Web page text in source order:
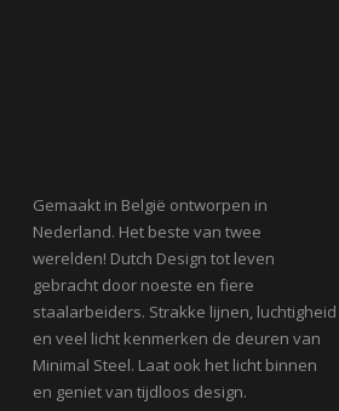
Gemaakt in België ontworpen in
Nederland. Het beste van twee
werelden! Dutch Design tot leven
gebracht door noeste en fiere
staalarbeiders. Strakke lijnen, luchtigheid
en veel licht kenmerken de deuren van
Minimal Steel. Laat ook het licht binnen
en geniet van tijdloos design.